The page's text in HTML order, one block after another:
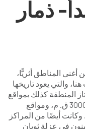
ذمار
المناطق أثريًّا،
والتي يعود تاريخها
المنطقة كذلك بمواقع
يعود تاريخها إلى العصور البرونزية، حوالي 3000 ق. م، ومواقع
وكانت أيضًا من المراكز
في عزلة ثوبان